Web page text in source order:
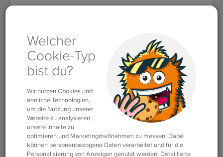
Rubriken»Länder & Sitten
Einschulung – Andere Länder,
andere Sitten
Einschulung – Andere
Länder, andere Sitten